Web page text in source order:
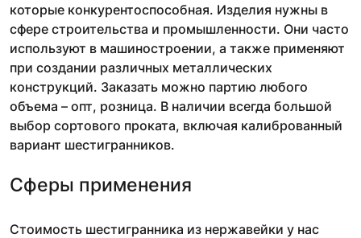
которые конкурентоспособная. Изделия нужны в
сфере строительства и промышленности. Они часто
используют в машиностроении, а также применяют
при создании различных металлических
конструкций. Заказать можно партию любого
объема – опт, розница. В наличии всегда большой
выбор сортового проката, включая калиброванный
вариант шестигранников.
Сферы применения
Стоимость шестигранника из нержавейки у нас